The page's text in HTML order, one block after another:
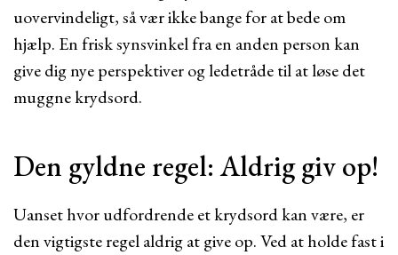
uovervindeligt, så vær ikke bange for at bede om
hjælp. En frisk synsvinkel fra en anden person kan
give dig nye perspektiver og ledetråde til at løse det
muggne krydsord.
Den gyldne regel: Aldrig giv op!
Uanset hvor udfordrende et krydsord kan være, er
den vigtigste regel aldrig at give op. Ved at holde fast i